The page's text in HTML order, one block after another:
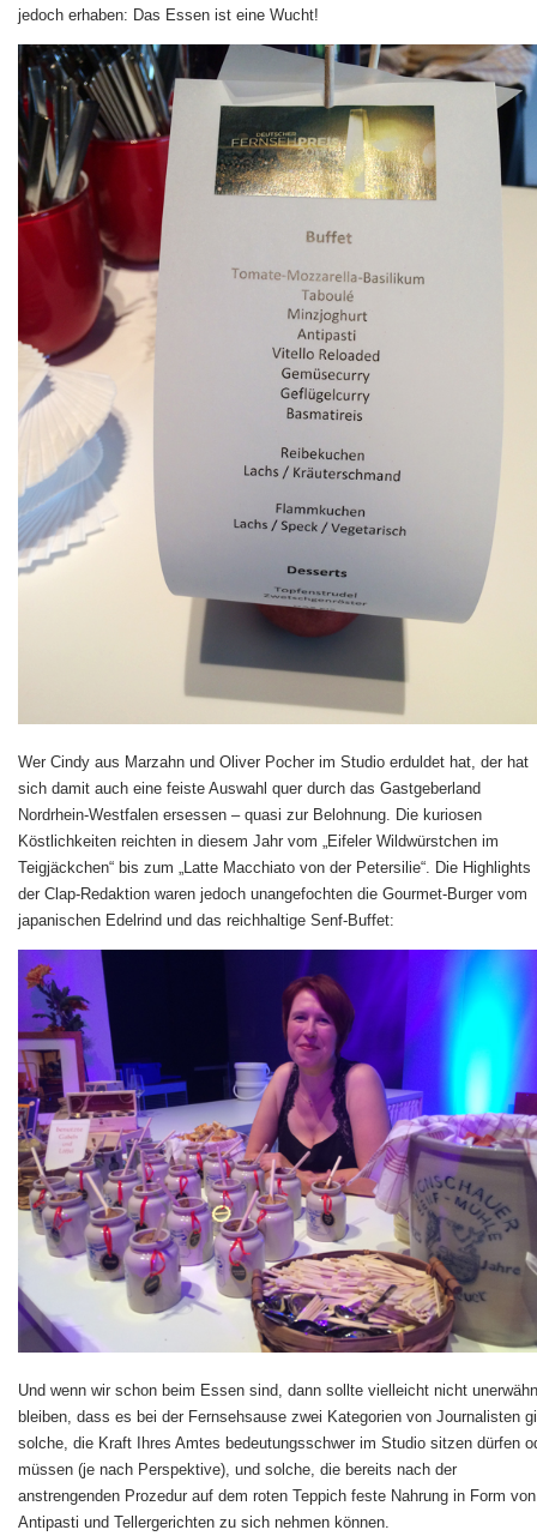
jedoch erhaben: Das Essen ist eine Wucht!
Wer Cindy aus Marzahn und Oliver Pocher im Studio erduldet hat, der hat
sich damit auch eine feiste Auswahl quer durch das Gastgeberland
Nordrhein-Westfalen ersessen – quasi zur Belohnung. Die kuriosen
Köstlichkeiten reichten in diesem Jahr vom „Eifeler Wildwürstchen im
Teigjäckchen“ bis zum „Latte Macchiato von der Petersilie“. Die Highlights
der Clap-Redaktion waren jedoch unangefochten die Gourmet-Burger vom
japanischen Edelrind und das reichhaltige Senf-Buffet:
Und wenn wir schon beim Essen sind, dann sollte vielleicht nicht
bleiben, dass es bei der Fernsehsause zwei Kategorien von Journalisten
solche, die Kraft Ihres Amtes bedeutungsschwer im Studio sitzen dürfen
müssen (je nach Perspektive), und solche, die bereits nach der
anstrengenden Prozedur auf dem roten Teppich feste Nahrung in Form von
Antipasti und Tellergerichten zu sich nehmen können.